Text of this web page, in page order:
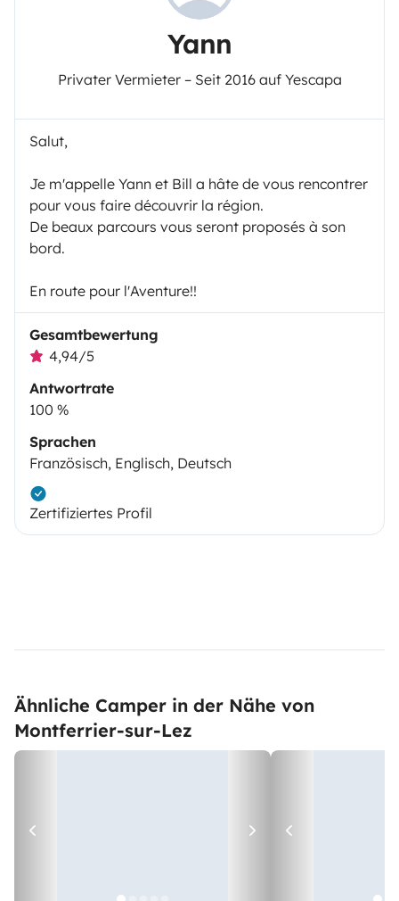
Yann
Privater Vermieter – Seit 2016 auf Yescapa
Salut,
Je m'appelle Yann et Bill a hâte de vous rencontrer
pour vous faire découvrir la région.
De beaux parcours vous seront proposés à son
bord.
En route pour l'Aventure!!
Gesamtbewertung
4,94/5
Antwortrate
100 %
Sprachen
Französisch, Englisch, Deutsch
Zertifiziertes Profil
Ähnliche Camper in der Nähe von
Montferrier-sur-Lez